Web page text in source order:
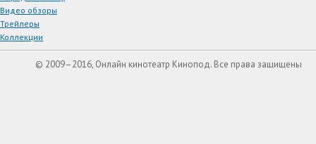
Видео обзоры
Трейлеры
Коллекции
© 2009–2016, Онлайн кинотеатр Кинопод. Все права защищены